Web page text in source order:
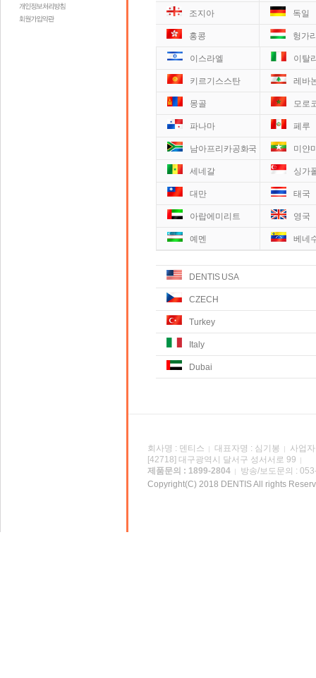
조지아 독일
홍콩 헝가
이스라엘 이탈
키르기스스탄 레바
몽골 모로
파나마 페루
남아프리카공화국 미얀
세네갈 싱가
대만 태국
아랍에미리트 영국
예멘 베네
DENTIS USA
CZECH
Turkey
Italy
Dubai
회사명 : 덴티스 대표자명 : 심기봉
사업
[42718] 대구광역시 달서구 성서서로 99
제품문의 : 1899-2804
방송/보도문의 :
Copyright(C) 2018 DENTIS All rights